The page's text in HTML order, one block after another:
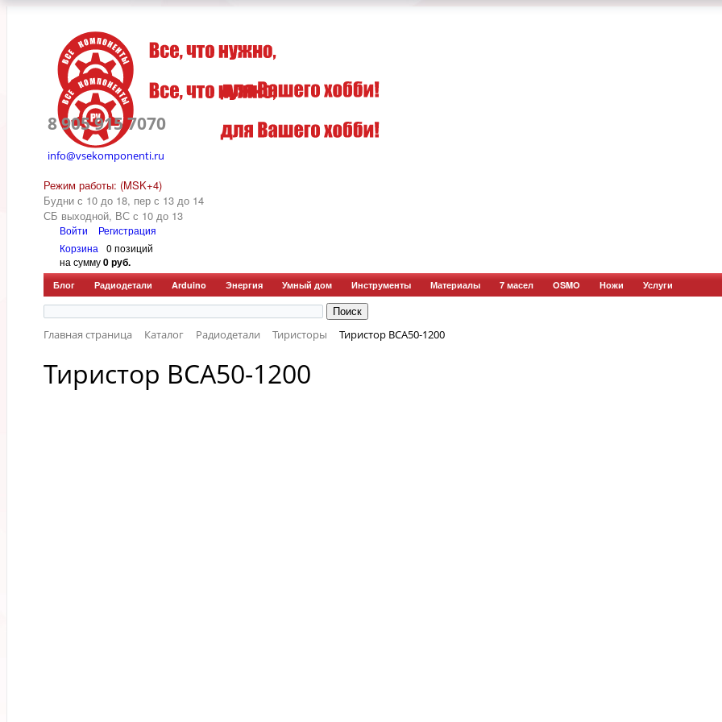
8 905 915 7070
info@vsekomponenti.ru
Режим работы: (MSK+4)
Будни с 10 до 18, пер с 13 до 14
СБ выходной, ВС с 10 до 13
Войти
Регистрация
Корзина
0 позиций
на сумму0 руб.
Блог Радиодетали Arduino Энергия Умный дом Инструменты Материалы 7 масел OSMO Ножи Услуги
Главная страница Каталог Радиодетали Тиристоры Тиристор BCA50-1200
Тиристор BCA50-1200